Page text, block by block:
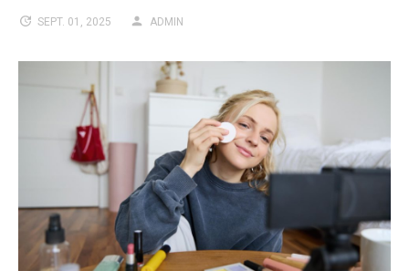
SEPT. 01, 2025 ADMIN